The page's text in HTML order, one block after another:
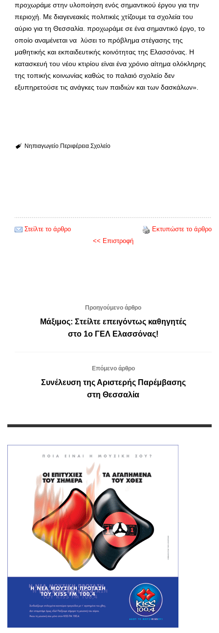
προχωράμε στην υλοποίηση ενός σημαντικού έργου για την
περιοχή. Με διαγενεακές πολιτικές χτίζουμε τα σχολεία του
αύριο για τη Θεσσαλία. προχωράμε σε ένα σημαντικό έργο, το
οποίο αναμένεται να λύσει το πρόβλημα στέγασης της
μαθητικής και εκπαιδευτικής κοινότητας της Ελασσόνας. Η
κατασκευή του νέου κτιρίου είναι ένα χρόνιο αίτημα ολόκληρης
της τοπικής κοινωνίας καθώς το παλαιό σχολείο δεν
εξυπηρετούσε τις ανάγκες των παιδιών και των δασκάλων».
Νηπιαγωγείο Περιφέρεια Σχολείο
Στείλτε το άρθρο
Εκτυπώστε το άρθρο
<< Επιστροφή
Προηγούμενο άρθρο
Μάξιμος: Στείλτε επειγόντως καθηγητές
στο 1ο ΓΕΛ Ελασσόνας!
Επόμενο άρθρο
Συνέλευση της Αριστερής Παρέμβασης
στη Θεσσαλία